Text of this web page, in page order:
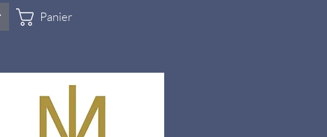
Panier